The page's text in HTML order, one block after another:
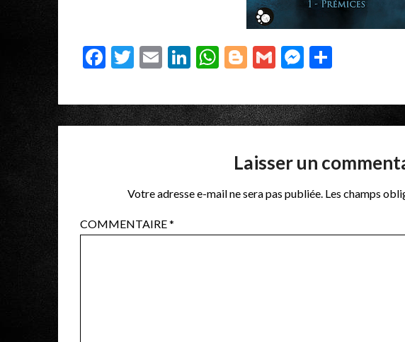
Facebook
Twitter
EmailLinkedIn
WhatsApp
Blogger
GmailMessenger
Laisser un
Votre adresse e-mail ne sera pas publiée. Les champs
COMMENTAIRE*